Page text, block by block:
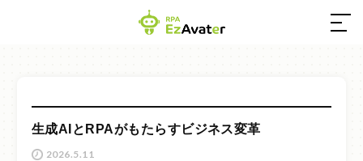
03-4550-0555
営業時間／9:00～17:30（土日祝休み）
生成AIとRPAがもたらすビジネス変革
2026.5.11